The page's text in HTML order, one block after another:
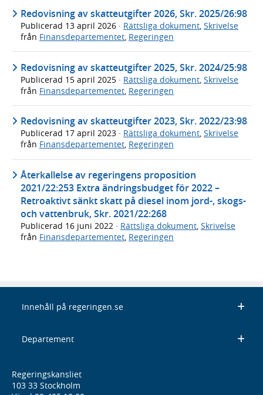
Redovisning av skatteutgifter 2026, Skr. 2025/26:98
Publicerad 13 april 2026 · Rättsliga dokument, Skrivelse
från Finansdepartementet, Regeringen
Redovisning av skatteutgifter 2025, Skr. 2024/25:98
Publicerad 15 april 2025 · Rättsliga dokument Skrivelse
från Finansdepartementet Regeringen
Redovisning av skatteutgifter 2023, Skr. 2022/23:98
Publicerad 17 april 2023 · Rättsliga dokument, Skrivelse
från Finansdepartementet, Regeringen
Återkallelse av regeringens proposition
2021/22:253 Extra ändringsbudget för 2022 –
Retroaktivt sänkt skatt på diesel inom jord-, skogs-
och vattenbruk, Skr. 2021/22:268
Publicerad 16 juni 2022 · Rättsliga dokument, Skrivelse
från Finansdepartementet, Regeringen
Innehåll på regeringen.se
Departement
Regeringskansliet
103 33 Stockholm